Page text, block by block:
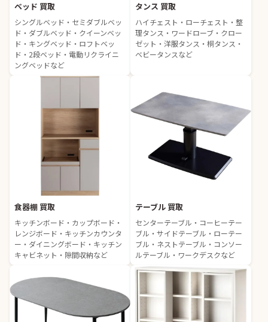
ベッド 買取
シングルベッド・セミダブルベッ
ド・ダブルベッド・クイーンベッ
ド・キングベッド・ロフトベッ
ド・2段ベッド・電動リクライニ
ングベッドなど
タンス 買取
ハイチェスト・ローチェスト・整
理タンス・ワードローブ・クロー
ゼット・洋服タンス・桐タンス・
ベビータンスなど
食器棚 買取
キッチンボード・カップボード・
レンジボード・キッチンカウンタ
ー・ダイニングボード・キッチン
キャビネット・隙間収納など
テーブル 買取
センターテーブル・コーヒーテー
ブル・サイドテーブル・ローテー
ブル・ネストテーブル・コンソー
ルテーブル・ワークデスクなど